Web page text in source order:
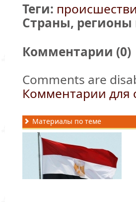
Теги:
Страны, регионы
Комментарии (0)
Comments are
Комментарии для
Материалы по теме